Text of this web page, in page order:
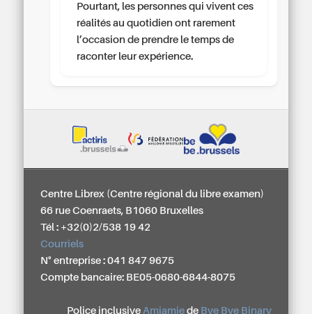
Pourtant, les personnes qui vivent ces
réalités au quotidien ont rarement
l’occasion de prendre le temps de
raconter leur expérience.
Centre Librex (Centre régional du libre examen)
66 rue Coenraets, B1060 Bruxelles
Tél : +32(0)2/538 19 42
Courriels
N° entreprise : 041 847 9675
Compte bancaire: BE05-0680-6844-8075
Police inclusive Amiamiede Bye Bye Binary